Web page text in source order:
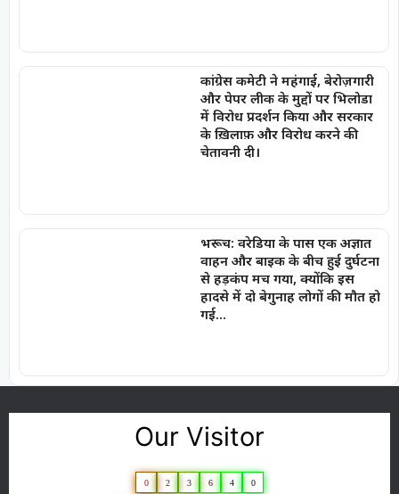
कांग्रेस कमेटी ने महंगाई, बेरोज़गारी
और पेपर लीक के मुद्दों पर भिलोडा
में विरोध प्रदर्शन किया और सरकार
के ख़िलाफ़ और विरोध करने की
चेतावनी दी।
भरूच: वरेडिया के पास एक अज्ञात
वाहन और बाइक के बीच हुई दुर्घटना
से हड़कंप मच गया, क्योंकि इस
हादसे में दो बेगुनाह लोगों की मौत हो
गई…
Our Visitor
0 2 3 6 4 0